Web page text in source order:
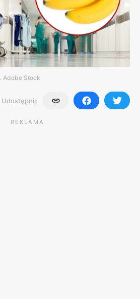
Adobe Stock
Udostępnij:
REKLAMA